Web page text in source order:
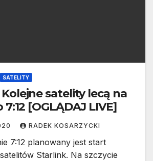
SATELITY
Kolejne satelity lecą na
[OGLĄDAJ LIVE]
RADEK KOSARZYCKI
7:12 planowany jest start
Starlink. Na szczycie